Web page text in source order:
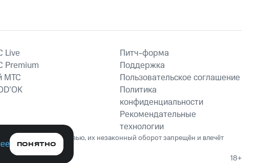
Live
Premium
МТС
Питч-форма
Поддержка
Пользовательское соглашение
Политика
конфиденциальности
Рекомендательные
технологии
вред здоровью, их незаконный оборот запрещён и влечёт
18+
ПОНЯТНО